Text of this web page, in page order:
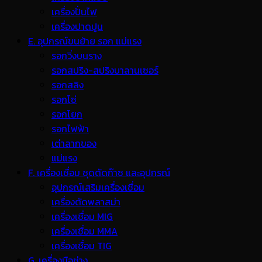
เครื่องปั่นไฟ
เครื่องปาดปูน
E. อุปกรณ์ขนย้าย รอก แม่แรง
รอกวิ่งบนราง
รอกสปริง-สปริงบาลานเซอร์
รอกสลิง
รอกโซ่
รอกโยก
รอกไฟฟ้า
เต่าลากของ
แม่แรง
F. เครื่องเชื่อม ชุดตัดก๊าซ และอุปกรณ์
อุปกรณ์เสริมเครื่องเชื่อม
เครื่องตัดพลาสม่า
เครื่องเชื่อม MIG
เครื่องเชื่อม MMA
เครื่องเชื่อม TIG